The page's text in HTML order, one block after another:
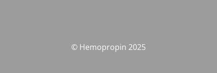
© Hemopropin 2025